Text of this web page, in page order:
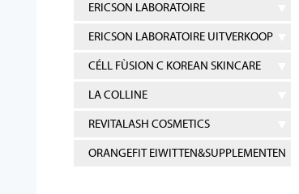
ERICSON LABORATOIRE
ERICSON LABORATOIRE UITVERKOOP
CÉLL FÙSION C KOREAN SKINCARE
LA COLLINE
REVITALASH COSMETICS
ORANGEFIT EIWITTEN&SUPPLEMENTEN